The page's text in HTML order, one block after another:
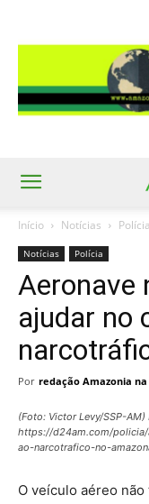
Início Notícias Polícia
Notícias Polícia
Aeronave
ajudar no
Por redação Amazonia na
(Foto: Victor Levy/SSP-
https://d24am.com/
ao-narcotrafico-no-
O veículo aéreo